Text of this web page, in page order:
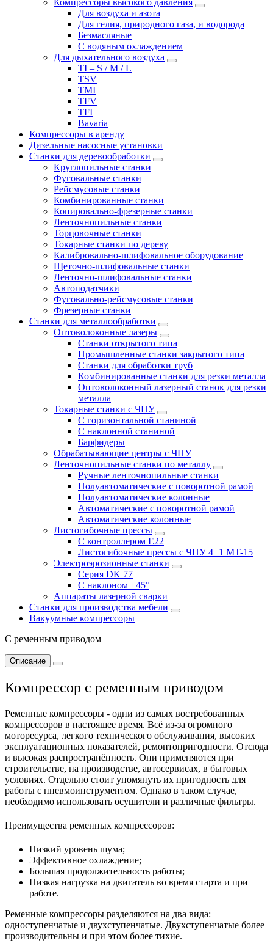
Для воздуха и азота
Для гелия, природного газа, и водорода
Безмасляные
С водяным охлаждением
Для дыхательного воздуха
TI – S / M / L
TSV
TMI
TFV
TFI
Bavaria
Компрессоры в аренду
Дизельные насосные установки
Станки для деревообработки
Круглопильные станки
Фуговальные станки
Рейсмусовые станки
Комбинированные станки
Копировально-фрезерные станки
Ленточнопильные станки
Торцовочные станки
Токарные станки по дереву
Калибровально-шлифовальное оборудование
Щеточно-шлифовальные станки
Ленточно-шлифовальные станки
Автоподатчики
Фуговально-рейсмусовые станки
Фрезерные станки
Станки для металлообработки
Оптоволоконные лазеры
Станки открытого типа
Промышленные станки закрытого типа
Станки для обработки труб
Комбинированные станки для резки металла
Оптоволоконный лазерный станок для резки
металла
Токарные станки с ЧПУ
С горизонтальной станиной
С наклонной станиной
Барфидеры
Обрабатывающие центры с ЧПУ
Ленточнопильные станки по металлу
Ручные ленточнопильные станки
Полуавтоматические с поворотной рамой
Полуавтоматические колонные
Автоматические с поворотной рамой
Автоматические колонные
Листогибочные прессы
С контроллером E22
Листогибочные прессы с ЧПУ 4+1 MT-15
Электроэрозионные станки
Серия DK 77
С наклоном ±45°
Аппараты лазерной сварки
Станки для производства мебели
Вакуумные компрессоры
С ременным приводом
Описание
Компрессор с ременным приводом
Ременные компрессоры - одни из самых востребованных
компрессоров в настоящее время. Всё из-за огромного
моторесурса, легкого технического обслуживания, высоких
эксплуатационных показателей, ремонтопригодности. Отсюда
и высокая распространённость. Они применяются при
строительстве, на производстве, автосервисах, в бытовых
условиях. Отдельно стоит упомянуть их пригодность для
работы с пневмоинструментом. Однако в таком случае,
необходимо использовать осушители и различные фильтры.
Преимущества ременных компрессоров:
Низкий уровень шума;
Эффективное охлаждение;
Большая продолжительность работы;
Низкая нагрузка на двигатель во время старта и при
работе.
Ременные компрессоры разделяются на два вида:
одноступенчатые и двухступенчатые. Двухступенчатые более
производительны и при этом более тихие.